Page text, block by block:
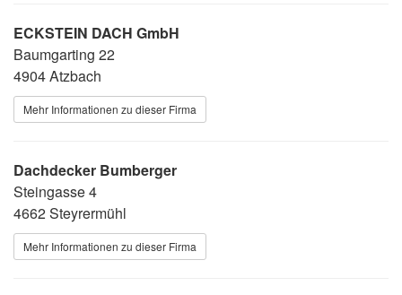
ECKSTEIN DACH GmbH
Baumgarting 22
4904 Atzbach
Mehr Informationen zu dieser Firma
Dachdecker Bumberger
Steingasse 4
4662 Steyrermühl
Mehr Informationen zu dieser Firma